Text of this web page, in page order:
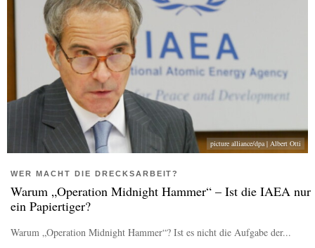
picture alliance/dpa | Albert Otti
WER MACHT DIE DRECKSARBEIT?
Warum „Operation Midnight Hammer“ – Ist die IAEA nur
ein Papiertiger?
Warum „Operation Midnight Hammer“? Ist es nicht die Aufgabe der...